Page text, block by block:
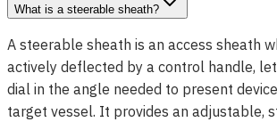
What is a steerable sheath?
A steerable sheath is an access sheath
actively deflected by a control handle,
dial in the angle needed to present
target vessel. It provides an adjustable,